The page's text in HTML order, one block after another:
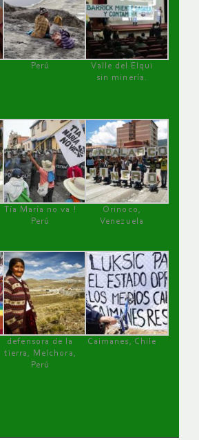
Perú
Valle del Elqui
sin minería.
Tía María no va !
Perú
Orinoco,
Venezuela
defensora de la
tierra, Melchora,
Perú
Caimanes, Chile